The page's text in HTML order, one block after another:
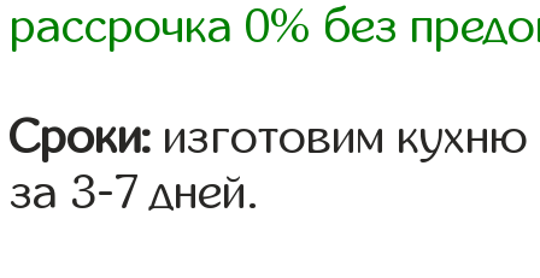
рассрочка 0% без
Сроки: изготовим
за 3-7 дней.